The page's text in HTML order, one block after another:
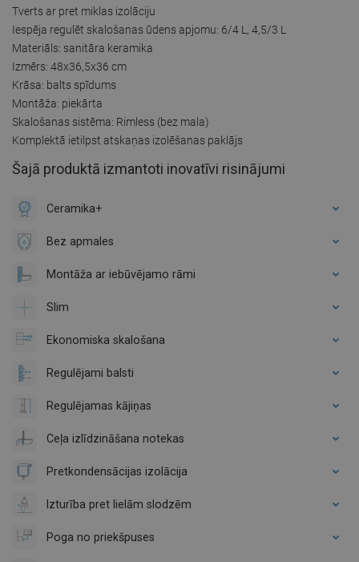
Tverts ar pret miklas izolāciju
Iespēja regulēt skalošanas ūdens apjomu: 6/4 L, 4,5/3 L
Materiāls: sanitāra keramika
Izmērs: 48x36,5x36 cm
Krāsa: balts spīdums
Montāža: piekārta
Skalošanas sistēma: Rimless (bez mala)
Komplektā ietilpst atskaņas izolēšanas paklājs
Šajā produktā izmantoti inovatīvi risinājumi
Ceramika+
Bez apmales
Montāža ar iebūvējamo rāmi
Slim
Ekonomiska skalošana
Regulējami balsti
Regulējamas kājiņas
Ceļa izlīdzināšana notekas
Pretkondensācijas izolācija
Izturība pret lielām slodzēm
Poga no priekšpuses